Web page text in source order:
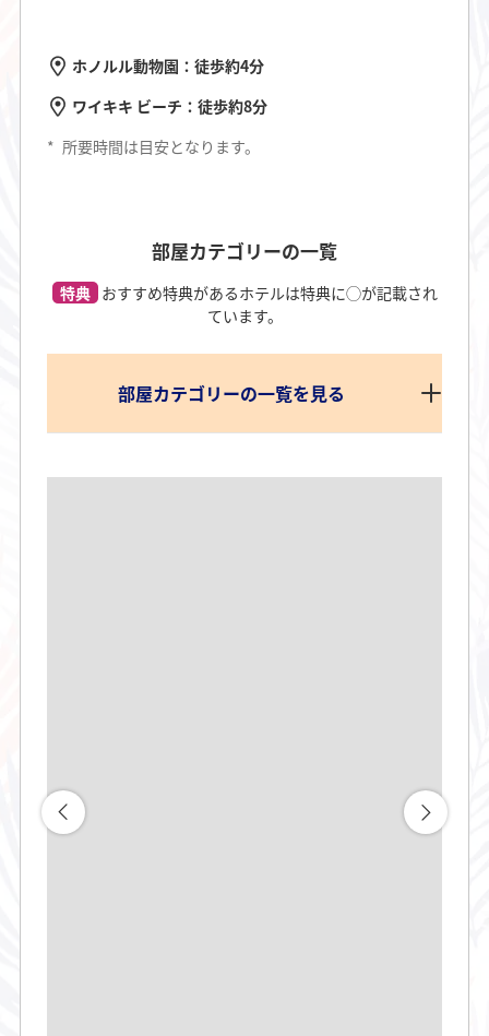
ホノルル動物園：徒歩約4分
ワイキキ ビーチ：徒歩約8分
* 所要時間は目安となります。
部屋カテゴリーの一覧
特典 おすすめ特典があるホテルは特典に◯が記載され
ています。
部屋カテゴリーの一覧を見る